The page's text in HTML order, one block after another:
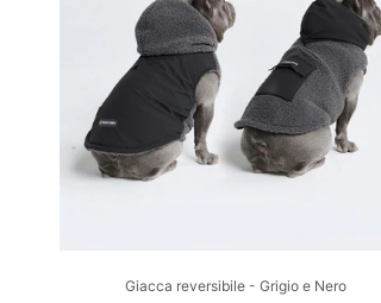
Giacca reversibile - Grigio e Nero